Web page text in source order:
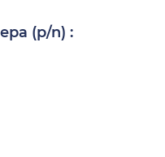
(p/n) :